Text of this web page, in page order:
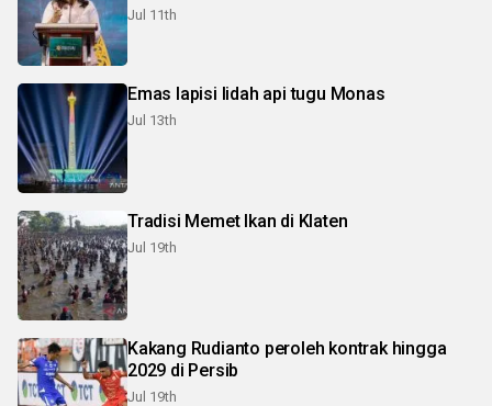
Jul 11th
Emas lapisi lidah api tugu Monas
Jul 13th
Tradisi Memet Ikan di Klaten
Jul 19th
Kakang Rudianto peroleh kontrak hingga
2029 di Persib
Jul 19th